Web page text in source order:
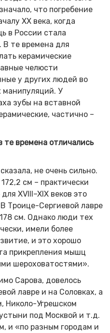
что погребение
XX века, когда
в России стала
В те времена для
керамические
челюсти
у других людей во
манипуляций. У
зубы на вставной
частично –
те времена отличались
не очень сильно.
см – практически
XVIII–XIX веков это
Троице-Сергиевой лавре
178 см. Однако люди тех
имели более
и это хорошо
прикрепления мышц
шероховатостями».
Сарова, довелось
лавре и на Соловках, а
Николо-Угрешском
под Москвой и т.д.
и «по разным городам и